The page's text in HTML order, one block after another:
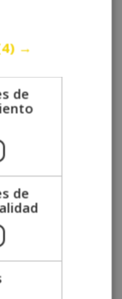
son la
los casos
→
de
de